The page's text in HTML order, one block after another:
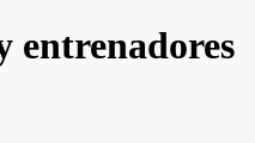
entrenadores